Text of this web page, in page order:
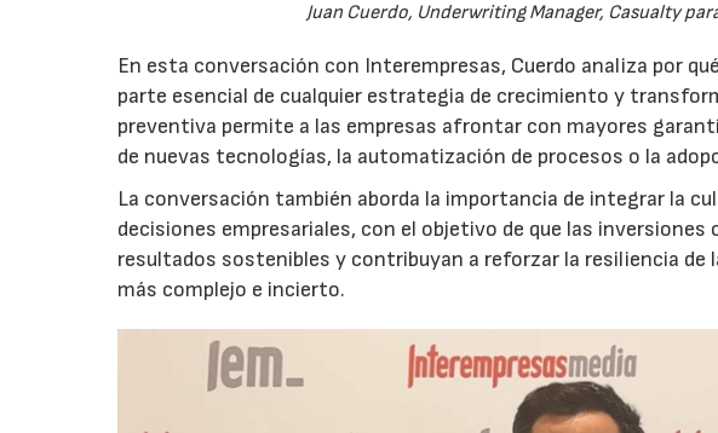
Juan Cuerdo, Underwriting Manager, Casualty
En esta conversación con Interempresas, Cuerdo analiza por
parte esencial de cualquier estrategia de crecimiento y
preventiva permite a las empresas afrontar con mayores
de nuevas tecnologías, la automatización de procesos o la
La conversación también aborda la importancia de integrar la
decisiones empresariales, con el objetivo de que las
resultados sostenibles y contribuyan a reforzar la resiliencia de
más complejo e incierto.